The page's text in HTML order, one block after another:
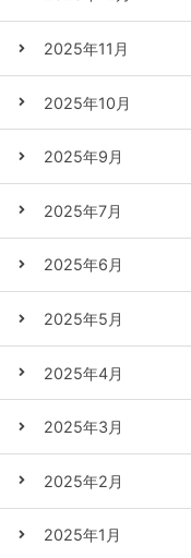
2025年11月
2025年10月
2025年9月
2025年7月
2025年6月
2025年5月
2025年4月
2025年3月
2025年2月
2025年1月